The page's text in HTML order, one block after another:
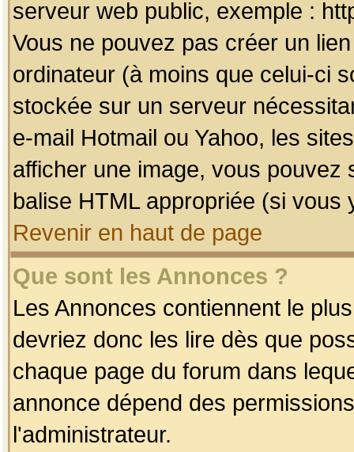
serveur web public, exemple :
Vous ne pouvez pas créer un
ordinateur (à moins que celui-ci
stockée sur un serveur
e-mail Hotmail ou Yahoo, les
afficher une image, vous pouvez
balise HTML appropriée (si vous
Revenir en haut de page
Que sont les Annonces ?
Les Annonces contiennent le
devriez donc les lire dès que
chaque page du forum dans
annonce dépend des
l'administrateur.